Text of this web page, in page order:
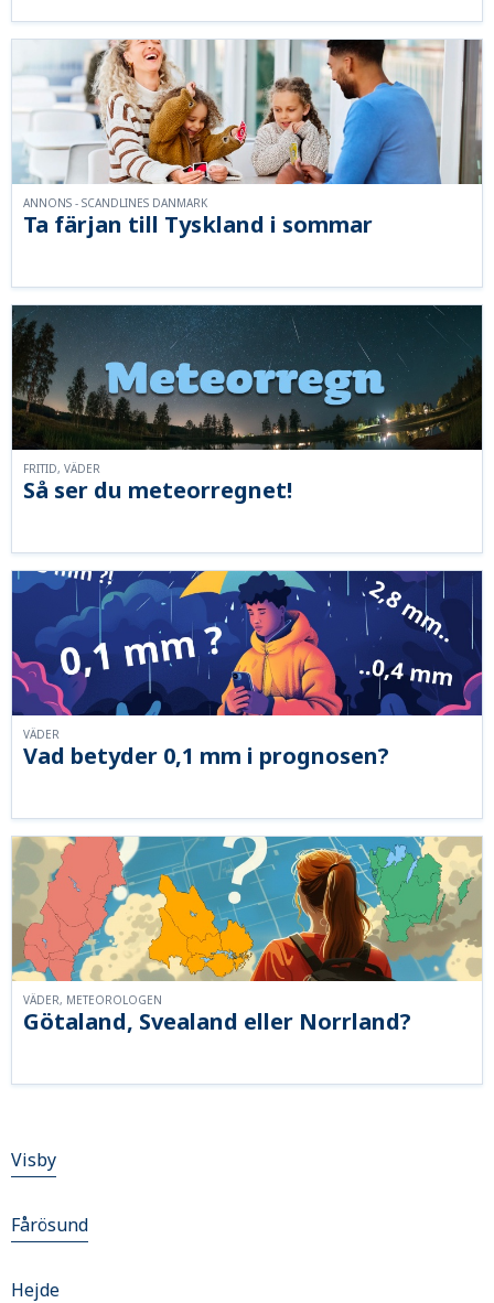
Ta färjan till Tyskland i sommar
ANNONS - SCANDLINES DANMARK
Så ser du meteorregnet!
FRITID, VÄDER
Vad betyder 0,1 mm i prognosen?
VÄDER
Götaland, Svealand eller Norrland?
VÄDER, METEOROLOGEN
Visby
Fårösund
Hejde